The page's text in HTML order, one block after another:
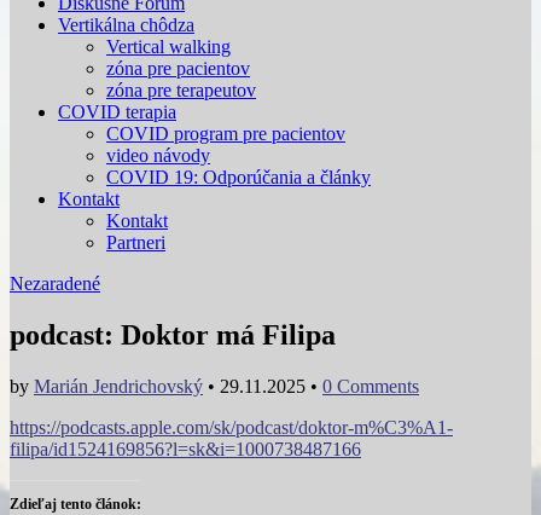
Vertikálna chôdza
Vertical walking
zóna pre pacientov
zóna pre terapeutov
COVID terapia
COVID program pre pacientov
video návody
COVID 19: Odporúčania a články
Kontakt
Kontakt
Partneri
Nezaradené
podcast: Doktor má Filipa
by Marián Jendrichovský • 29.11.2025 • 0 Comments
https://podcasts.apple.com/sk/podcast/doktor-m%C3%A1-
filipa/id1524169856?l=sk&i=1000738487166
Zdieľaj tento článok: